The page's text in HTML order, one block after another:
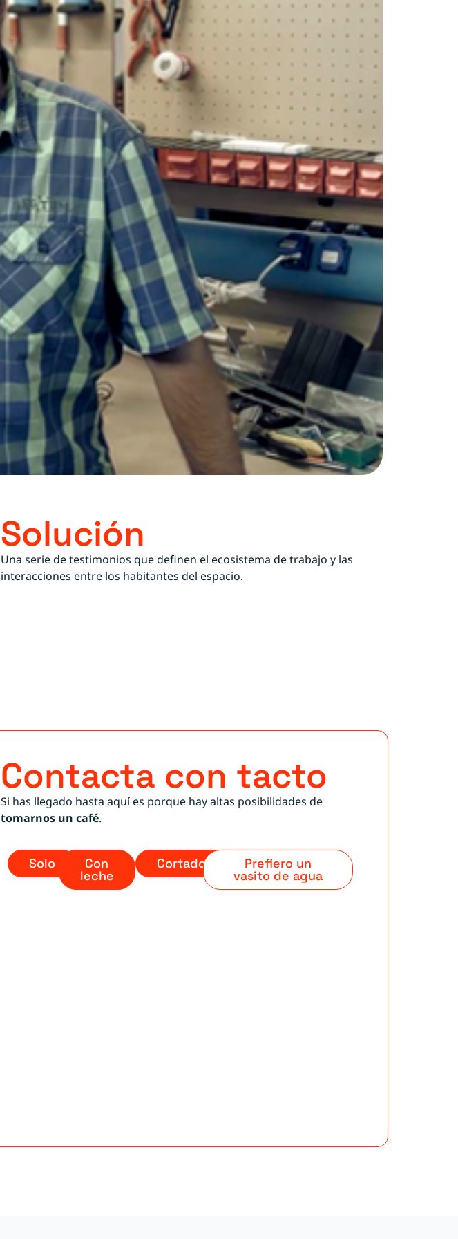
Solución
Una serie de testimonios que definen el ecosistema de trabajo y las
interacciones entre los habitantes del espacio.
Contacta con tacto
Si has llegado hasta aquí es porque hay altas posibilidades de
tomarnos un café.
Solo Con
leche
Cortado Prefiero un
vasito de agua